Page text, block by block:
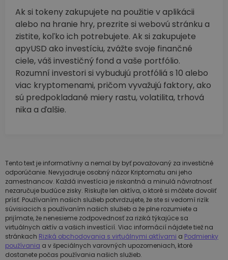
Ak si tokeny zakupujete na použitie v aplikácii
alebo na hranie hry, prezrite si webovú stránku a
zistite, koľko ich potrebujete. Ak si zakupujete
apyUSD ako investíciu, zvážte svoje finančné
ciele, váš investičný fond a vaše portfólio.
Rozumní investori si vybudujú protfóliá s 10 alebo
viac kryptomenami, pričom vyvažujú faktory, ako
sú predpokladané miery rastu, volatilita, trhová
nika a ďalšie.
Tento text je informatívny a nemal by byť považovaný za investičné
odporúčanie. Nevyjadruje osobný názor Kriptomatu ani jeho
zamestnancov. Každá investícia je riskantná a minulá návratnosť
nezaručuje budúce zisky. Riskujte len aktíva, o ktoré si môžete dovoliť
prísť. Používaním našich služieb potvrdzujete, že ste si vedomí rizík
súvisiacich s používaním našich služieb a že plne rozumiete a
prijímate, že nenesieme zodpovednosť za riziká týkajúce sa
virtuálnych aktív a vašich investícií. Viac informácií nájdete tiež na
stránkach Riziká obchodovania s virtuálnymi aktívami a Podmienky
používania a v špeciálnych varovných upozorneniach, ktoré
dostanete počas používania našich služieb.